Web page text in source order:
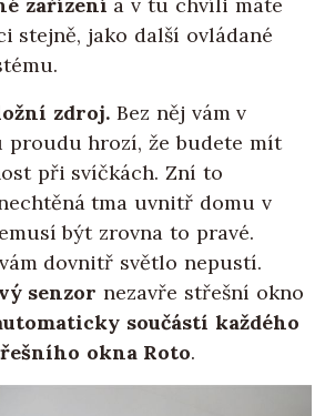
stejně, jako další ovládané
zdroj. Bez něj vám v
proudu hrozí, že budete mít
při svíčkách. Zní to
tma uvnitř domu v
být zrovna to pravé.
dovnitř světlo nepustí.
senzor nezavře střešní okno
součástí každého
okna Roto.